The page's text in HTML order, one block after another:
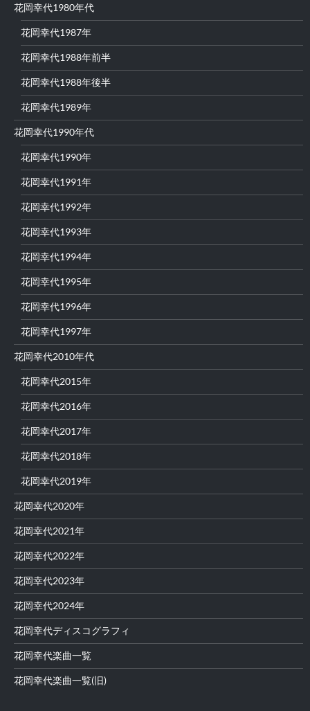
花岡幸代1980年代
花岡幸代1987年
花岡幸代1988年前半
花岡幸代1988年後半
花岡幸代1989年
花岡幸代1990年代
花岡幸代1990年
花岡幸代1991年
花岡幸代1992年
花岡幸代1993年
花岡幸代1994年
花岡幸代1995年
花岡幸代1996年
花岡幸代1997年
花岡幸代2010年代
花岡幸代2015年
花岡幸代2016年
花岡幸代2017年
花岡幸代2018年
花岡幸代2019年
花岡幸代2020年
花岡幸代2021年
花岡幸代2022年
花岡幸代2023年
花岡幸代2024年
花岡幸代ディスコグラフィ
花岡幸代楽曲一覧
花岡幸代楽曲一覧(旧)